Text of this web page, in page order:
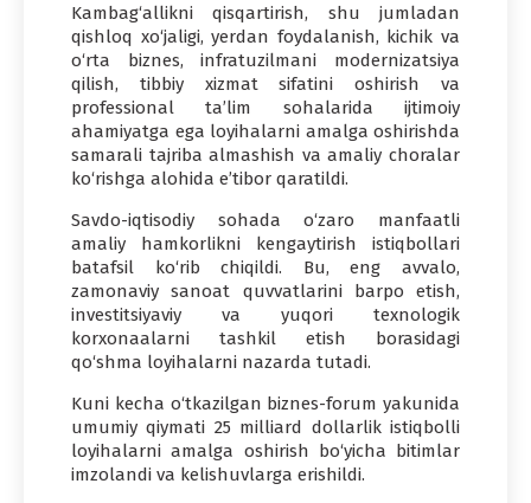
Kambag‘allikni qisqartirish, shu jumladan
qishloq xo‘jaligi, yerdan foydalanish, kichik va
o‘rta biznes, infratuzilmani modernizatsiya
qilish, tibbiy xizmat sifatini oshirish va
professional ta’lim sohalarida ijtimoiy
ahamiyatga ega loyihalarni amalga oshirishda
samarali tajriba almashish va amaliy choralar
ko‘rishga alohida e’tibor qaratildi.
Savdo-iqtisodiy sohada o‘zaro manfaatli
amaliy hamkorlikni kengaytirish istiqbollari
batafsil ko‘rib chiqildi. Bu, eng avvalo,
zamonaviy sanoat quvvatlarini barpo etish,
investitsiyaviy va yuqori texnologik
korxonaalarni tashkil etish borasidagi
qo‘shma loyihalarni nazarda tutadi.
Kuni kecha o‘tkazilgan biznes-forum yakunida
umumiy qiymati 25 milliard dollarlik istiqbolli
loyihalarni amalga oshirish bo‘yicha bitimlar
imzolandi va kelishuvlarga erishildi.